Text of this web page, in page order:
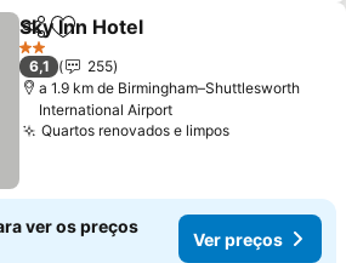
PartilharAdicionar aos favoritos
Sky Inn Hotel
2 Estrelas
6,1
255
a 1.9 km de Birmingham–Shuttlesworth
International Airport
Quartos renovados e limposVer preços
ver os preços
Ver preços